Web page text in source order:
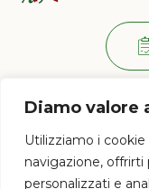
Diamo valore
Utilizziamo i
navigazione,
personalizzati e
Per
Via di
Lun - Ven: